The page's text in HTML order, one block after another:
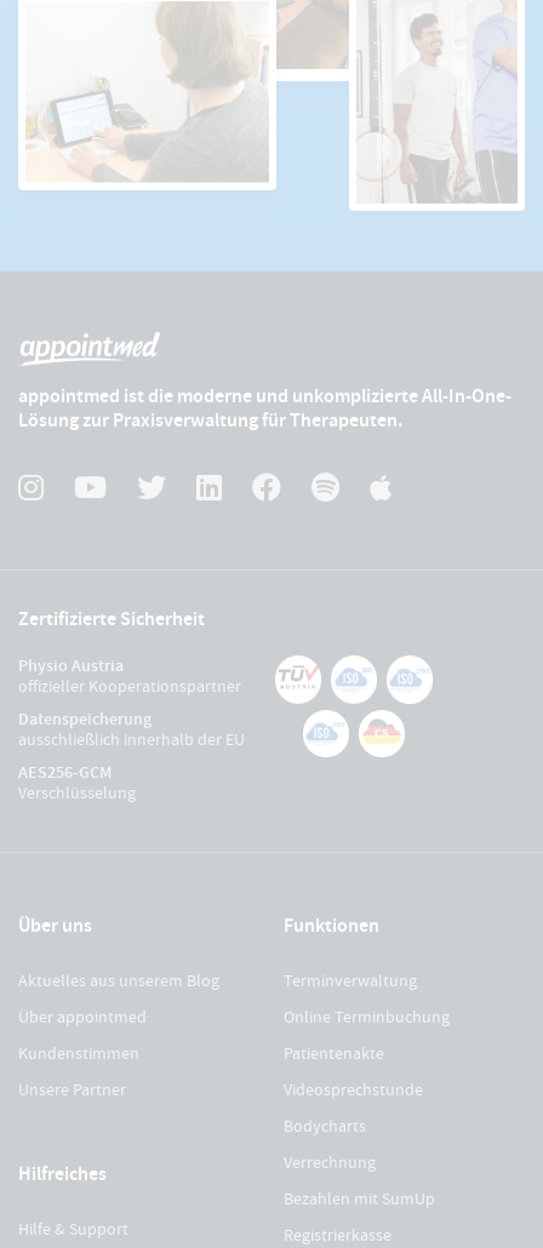
appointmed ist die moderne und unkomplizierte All-In-One-
Lösung zur Praxisverwaltung für Therapeuten.
Zertifizierte Sicherheit
Physio Austria
offizieller Kooperationspartner
Datenspeicherung
ausschließlich innerhalb der EU
AES256-GCM
Verschlüsselung
Über uns
Aktuelles aus unserem Blog
Über appointmed
Kundenstimmen
Unsere Partner
Hilfreiches
Hilfe & Support
Funktionen
Terminverwaltung
Online Terminbuchung
Patientenakte
Videosprechstunde
Bodycharts
Verrechnung
Bezahlen mit SumUp
Registrierkasse